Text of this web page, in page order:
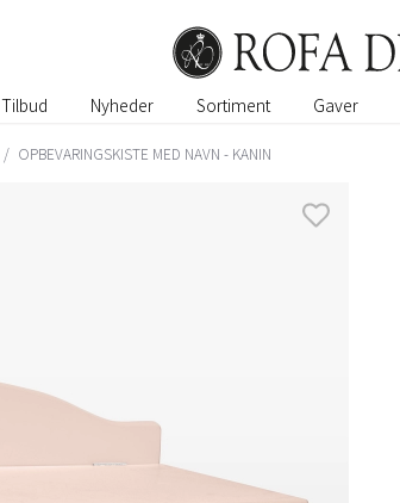
Tilbud Nyheder Sortiment Gaver
/ OPBEVARINGSKISTE MED NAVN - KANIN